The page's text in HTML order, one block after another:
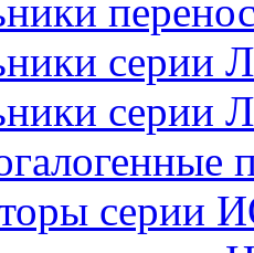
серии
серии
серии